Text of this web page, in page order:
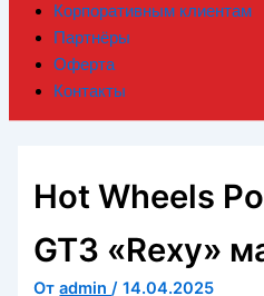
Корпоративным клиентам
Партнёры
Оферта
Контакты
Hot Wheels
GT3 «Rexy»
Отadmin/14.04.2025